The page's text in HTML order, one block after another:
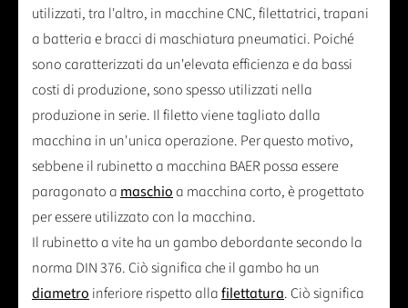
utilizzati, tra l'altro, in macchine CNC, filettatrici, trapani
a batteria e bracci di maschiatura pneumatici. Poiché
sono caratterizzati da un'elevata efficienza e da bassi
costi di produzione, sono spesso utilizzati nella
produzione in serie. Il filetto viene tagliato dalla
macchina in un'unica operazione. Per questo motivo,
sebbene il rubinetto a macchina BAER possa essere
paragonato amaschioa macchina corto, è progettato
per essere utilizzato con la macchina.
Il rubinetto a vite ha un gambo debordante secondo la
norma DIN 376. Ciò significa che il gambo ha un
diametroinferiore rispetto allafilettatura. Ciò significa